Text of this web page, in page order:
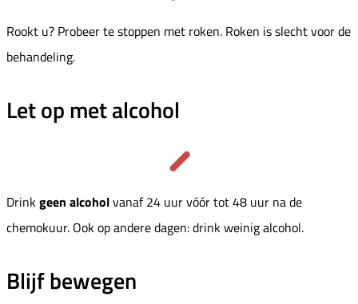
Rookt u? Probeer te stoppen met roken. Roken is slecht voor de
behandeling.
Let op met alcohol
Drinkgeen alcoholvanaf 24 uur vóór tot 48 uur na de
chemokuur. Ook op andere dagen: drink weinig alcohol.
Blijf bewegen